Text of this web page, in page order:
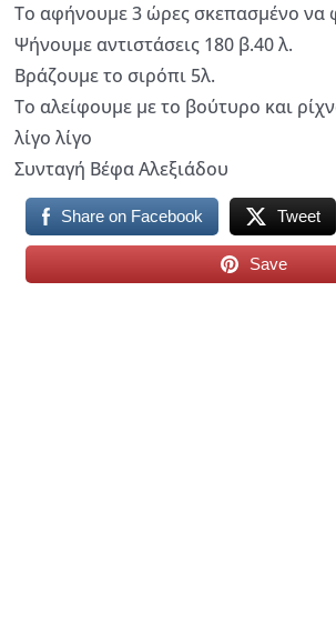
Το αφήνουμε 3 ώρες σκεπασμένο να
Ψήνουμε αντιστάσεις 180 β.40 λ.
Βράζουμε το σιρόπι 5λ.
Το αλείφουμε με το βούτυρο και
λίγο λίγο
Συνταγή Βέφα Αλεξιάδου
Share on Facebook Tweet
Save